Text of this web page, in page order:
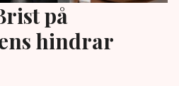
på
hindrar